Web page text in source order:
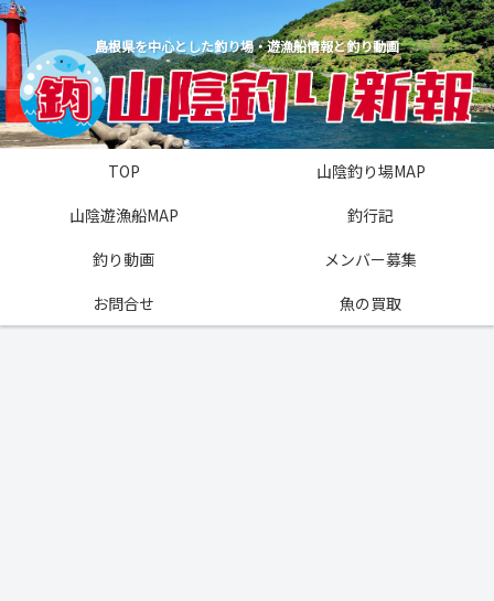
島根県を中心とした釣り場・遊漁船情報と釣り動画
TOP
山陰釣り場MAP
山陰遊漁船MAP
釣行記
釣り動画
メンバー募集
お問合せ
魚の買取